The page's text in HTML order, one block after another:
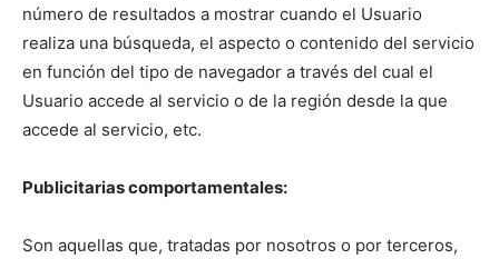
número de resultados a mostrar cuando el Usuario
realiza una búsqueda, el aspecto o contenido del servicio
en función del tipo de navegador a través del cual el
Usuario accede al servicio o de la región desde la que
accede al servicio, etc.
Publicitarias comportamentales:
Son aquellas que, tratadas por nosotros o por terceros,